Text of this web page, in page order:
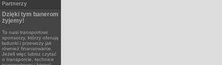
Partnerzy
Dzięki tym banerom
żyjemy!
To nasi transportowi
sponsorzy, którzy oferują
ładunki i przewozy jak
również finansowanie.
Jeżeli więc lubisz czytać
o transporcie, technice